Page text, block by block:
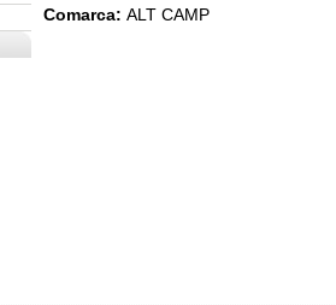
Comarca: ALT CAMP